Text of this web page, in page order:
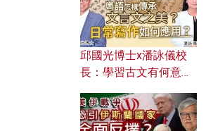
邱國光博士x潘詠儀校
長：學習古文有何意
文之美？ 日常寫作如何
應用？